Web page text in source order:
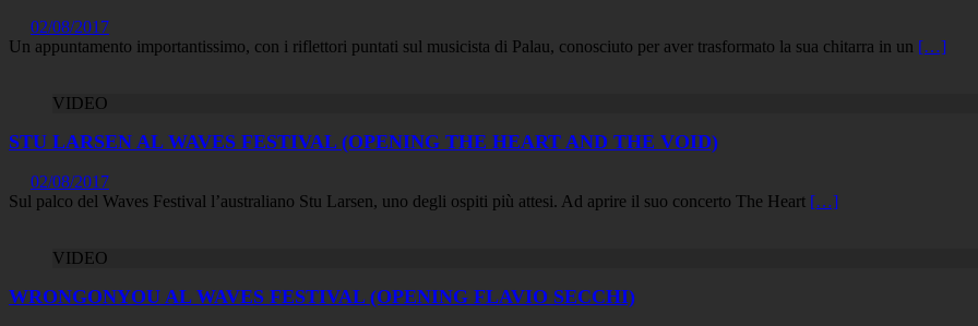
02/08/2017
Un appuntamento importantissimo, con i riflettori puntati sul musicista di Palau, conosciuto per aver trasformato la sua chitarra in un […]
VIDEO
STU LARSEN AL WAVES FESTIVAL (OPENING THE HEART AND THE VOID)
02/08/2017
Sul palco del Waves Festival l’australiano Stu Larsen, uno degli ospiti più attesi. Ad aprire il suo concerto The Heart […]
VIDEO
WRONGONYOU AL WAVES FESTIVAL (OPENING FLAVIO SECCHI)